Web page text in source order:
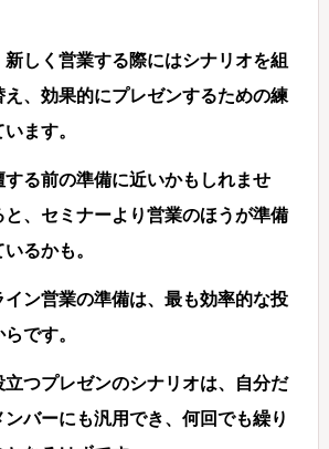
しく営業する際にはシナリオを組
え、効果的にプレゼンするための練
ます。
する前の準備に近いかもしれませ
と、セミナーより営業のほうが準備
るかも。
イン営業の準備は、最も効率的な投
です。
立つプレゼンのシナリオは、自分だ
バーにも汎用でき、何回でも繰り